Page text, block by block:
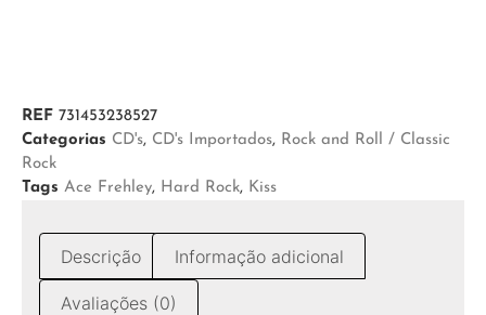
REF 731453238527
Categorias CD's, CD's Importados, Rock and Roll / Classic
Rock
Tags Ace Frehley, Hard Rock, Kiss
Descrição Informação adicional
Avaliações (0)